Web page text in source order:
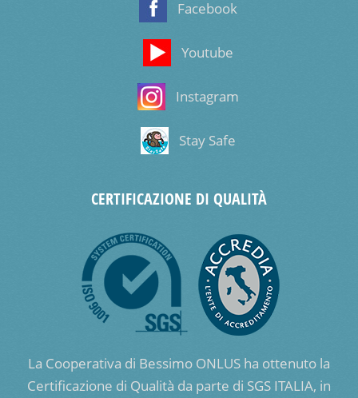
Facebook
Youtube
Instagram
Stay Safe
CERTIFICAZIONE DI QUALITÀ
La Cooperativa di Bessimo ONLUS ha ottenuto la
Certificazione di Qualità da parte di SGS ITALIA, in